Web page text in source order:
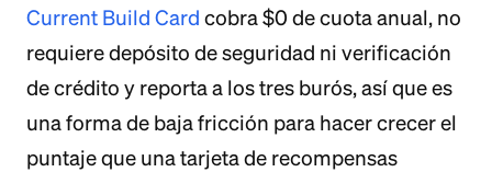
Current Build Card cobra $0 de cuota anual, no
requiere depósito de seguridad ni verificación
de crédito y reporta a los tres burós, así que es
una forma de baja fricción para hacer crecer el
puntaje que una tarjeta de recompensas